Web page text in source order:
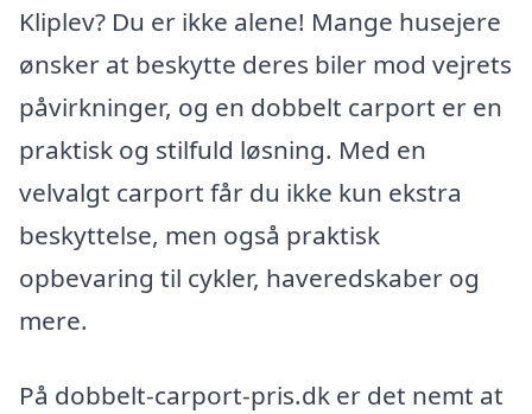
Kliplev? Du er ikke alene! Mange husejere
ønsker at beskytte deres biler mod vejrets
påvirkninger, og en dobbelt carport er en
praktisk og stilfuld løsning. Med en
velvalgt carport får du ikke kun ekstra
beskyttelse, men også praktisk
opbevaring til cykler, haveredskaber og
mere.
På dobbelt-carport-pris.dk er det nemt at